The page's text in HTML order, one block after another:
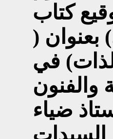
كتاب
بعنوان (
في
والفنون
ضياء